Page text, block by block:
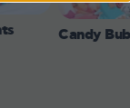
Candy